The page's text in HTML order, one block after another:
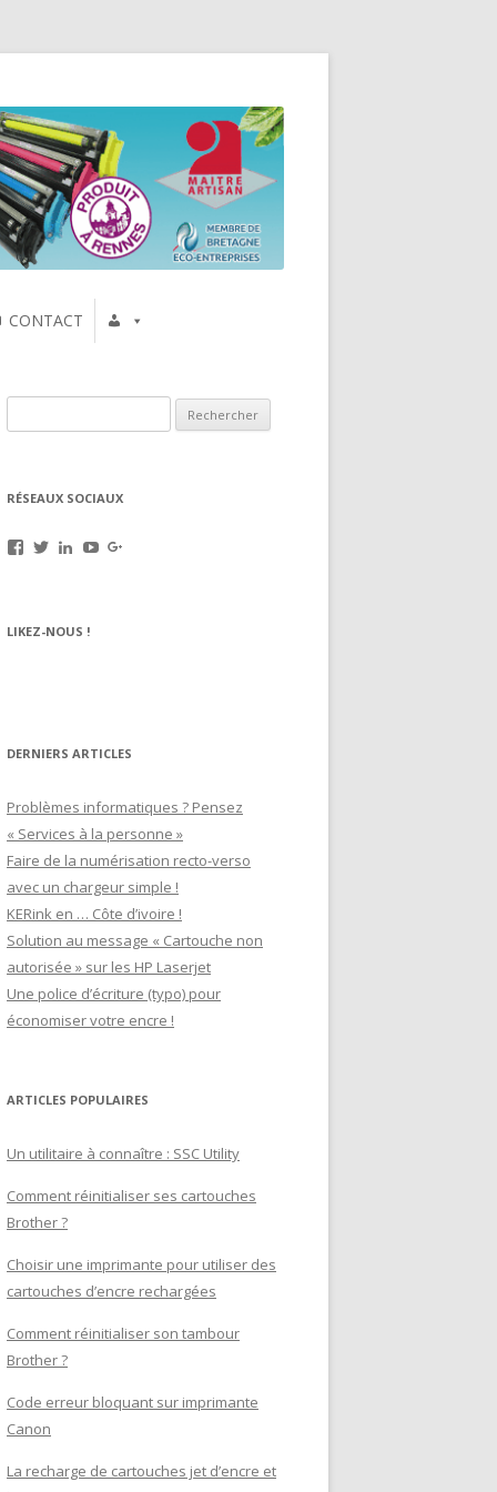
CONTACT
RÉSEAUX SOCIAUX
Voir
sur
Voir
sur
Voir
poirier-
Voir
LIKEZ-NOUS !
DERNIERS ARTICLES
Problèmes informatiques ? Pensez
« Services à la personne »
Faire de la numérisation recto-verso
avec un chargeur simple !
KERink en … Côte d’ivoire !
Solution au message « Cartouche non
autorisée » sur les HP Laserjet
Une police d’écriture (typo) pour
économiser votre encre !
ARTICLES POPULAIRES
Un utilitaire à connaître : SSC Utility
Comment réinitialiser ses cartouches
Brother ?
Choisir une imprimante pour utiliser des
cartouches d’encre rechargées
Comment réinitialiser son tambour
Brother ?
Code erreur bloquant sur imprimante
Canon
La recharge de cartouches jet d’encre et